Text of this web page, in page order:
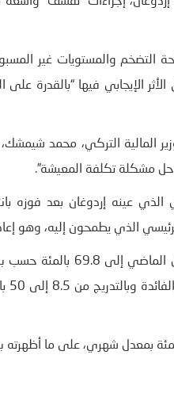
التضخم والمستويات غير
الإيجابي فيها “بالقدرة على
المالية التركي، محمد
حل مشكلة تكلفة المعيشة”.
عينه إردوغان بعد فوزه
الذي يطمحون إليه، وهو
وارتفعت معدلات التضخم في